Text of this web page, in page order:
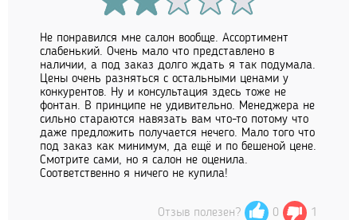
Не понравился мне салон вообще. Ассортимент
слабенький. Очень мало что представлено в
наличии, а под заказ долго ждать я так подумала.
Цены очень разняться с остальными ценами у
конкурентов. Ну и консультация здесь тоже не
фонтан. В принципе не удивительно. Менеджера не
сильно стараются навязать вам что-то потому что
даже предложить получается нечего. Мало того что
под заказ как минимум, да ещё и по бешеной цене.
Смотрите сами, но я салон не оценила.
Соответственно я ничего не купила!
Отзыв полезен? 0 1